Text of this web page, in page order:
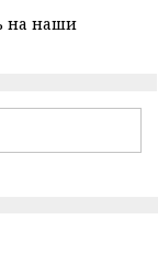
на наши